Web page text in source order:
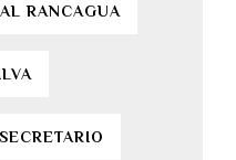
RANCAGUA